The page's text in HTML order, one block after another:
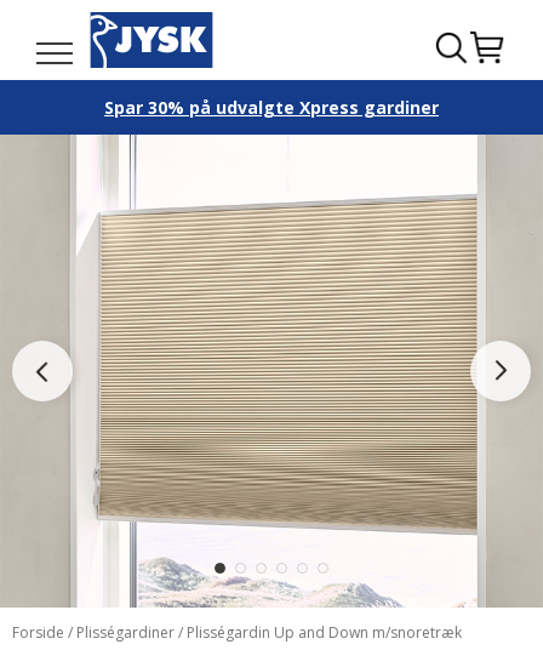
Spar 30% på udvalgte Xpress gardiner
Forside / Plisségardiner/ Plisségardin Up and Down m/snoretræk